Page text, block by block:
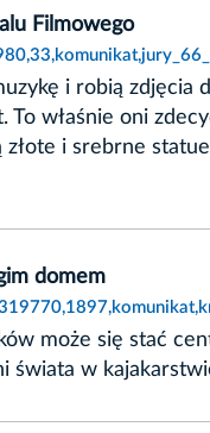
Filmowego
i robią
To właśnie oni
i srebrne
domem
może się stać
świata w